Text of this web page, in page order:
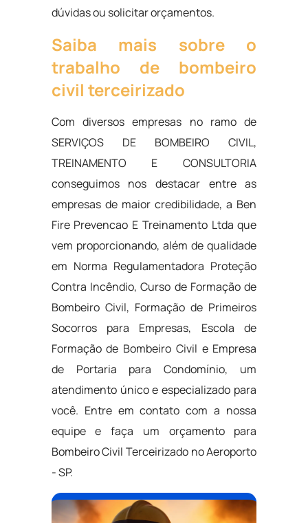
dúvidas ou solicitar orçamentos.
Saiba mais sobre o
trabalho de bombeiro
civil terceirizado
Com diversos empresas no ramo de
SERVIÇOS DE BOMBEIRO CIVIL,
TREINAMENTO E CONSULTORIA
conseguimos nos destacar entre as
empresas de maior credibilidade, a Ben
Fire Prevencao E Treinamento Ltda que
vem proporcionando, além de qualidade
em Norma Regulamentadora Proteção
Contra Incêndio, Curso de Formação de
Bombeiro Civil, Formação de Primeiros
Socorros para Empresas, Escola de
Formação de Bombeiro Civil e Empresa
de Portaria para Condomínio, um
atendimento único e especializado para
você. Entre em contato com a nossa
equipe e faça um orçamento para
Bombeiro Civil Terceirizado no Aeroporto
- SP.